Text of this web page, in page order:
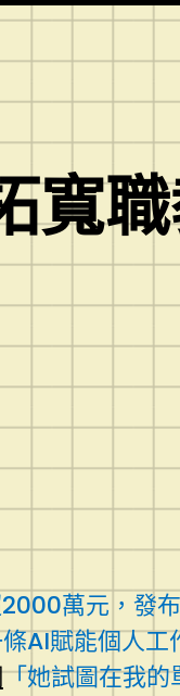
寬
萬元，發
AI賦能個人
「她試圖在我的